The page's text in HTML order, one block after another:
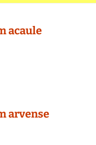
acaule
arvense